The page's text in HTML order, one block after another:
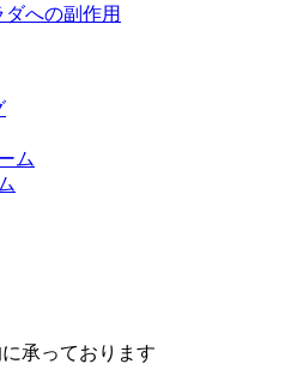
ダへの副作用
ム
承っております